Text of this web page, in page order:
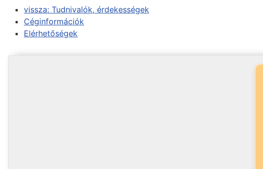
vissza: Tudnivalók, érdekességek
Céginformációk
Elérhetőségek